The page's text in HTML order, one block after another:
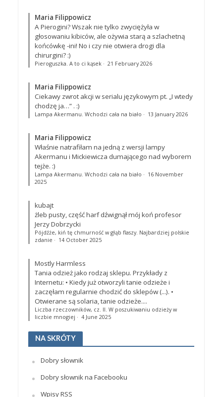
Maria Filippowicz
A Pierogini? Wszak nie tylko zwyciężyła w
głosowaniu kibiców, ale ożywia starą a szlachetną
końcówkę -ini! No i czy nie otwiera drogi dla
chirurgini? :)
Pieroguszka. A to ci kąsek· 21 February 2026
Maria Filippowicz
Ciekawy zwrot akcji w serialu językowym pt. „I wtedy
chodzę ja…”. :)
Lampa Akermanu. Wchodzi cała na biało · 13 January 2026
Maria Filippowicz
Właśnie natrafiłam na jedną z wersji lampy
Akermanu i Mickiewicza dumającego nad wyborem
tejże. :)
Lampa Akermanu. Wchodzi cała na biało · 16 November
2025
kubajt
żleb pusty, część harf dźwignął mój koń profesor
Jerzy Dobrzycki
Pójdźże, kiń tę chmurność w głąb flaszy. Najbardziej polskie
zdanie · 14 October 2025
Mostly Harmless
Tania odzież jako rodzaj sklepu. Przykłady z
Internetu: • Kiedy już otworzyli tanie odzieże i
zaczęłam regularnie chodzić do sklepów (...). •
Otwierane są solaria, tanie odzieże....
Liczba rzeczowników, cz. II. W poszukiwaniu odzieży w
liczbie mnogiej · 4 June 2025
NA SKRÓTY
Dobry słownik
Dobry słownik na Facebooku
Wpisy RSS